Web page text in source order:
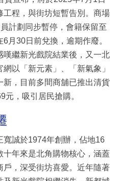
程，與街坊短暫告別。商場
計劃同步暫停，會籍保留至
月30日前兌換，逾期作廢。
繼新光戲院結業後，又一北
以「新元素」、「新氣象」
，目前多間商舖已推出清貨
，吸引居民搶購。
寬誠於1974年創辦，佔地16
年來是北角購物核心，涵蓋
，深受街坊喜愛。近年隨著